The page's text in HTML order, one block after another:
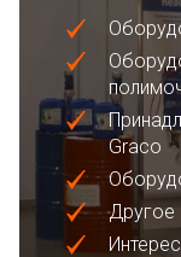
Graco
Другое